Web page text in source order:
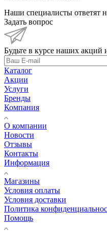
Наши специалисты ответят
Задать вопрос
Будьте в курсе наших акций
Каталог
Акции
Услуги
Бренды
Компания
О компании
Новости
Отзывы
Контакты
Информация
Магазины
Условия оплаты
Условия доставки
Политика
Помощь